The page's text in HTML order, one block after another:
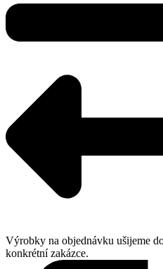
Výrobky na objednávku ušijeme
konkrétní zakázce.